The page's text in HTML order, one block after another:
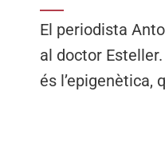
El periodista
al doctor
és l’epigenètica,